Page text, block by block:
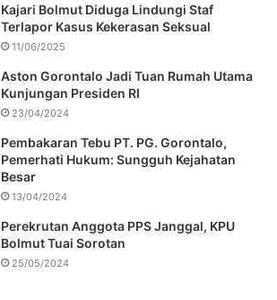
Kajari Bolmut Diduga Lindungi Staf
Terlapor Kasus Kekerasan Seksual
11/06/2025
Aston Gorontalo Jadi Tuan Rumah Utama
Kunjungan Presiden RI
23/04/2024
Pembakaran Tebu PT. PG. Gorontalo,
Pemerhati Hukum: Sungguh Kejahatan
Besar
13/04/2024
Perekrutan Anggota PPS Janggal, KPU
Bolmut Tuai Sorotan
25/05/2024